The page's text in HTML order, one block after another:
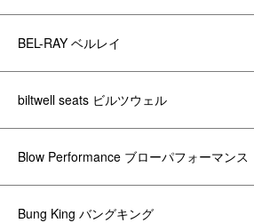
BEL-RAY ベルレイ
biltwell seats ビルツウェル
Blow Performance ブローパフォーマンス
Bung King バングキング